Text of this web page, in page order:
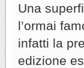
Una
l’ormai
infatti la
edizione